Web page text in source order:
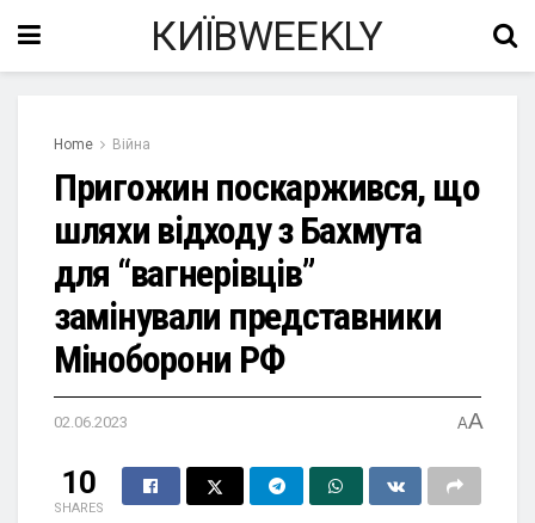
КИЇВWEEKLY
Home Війна
Пригожин поскаржився, що
шляхи відходу з Бахмута
для “вагнерівців”
замінували представники
Міноборони РФ
02.06.2023 AA
10
SHARES